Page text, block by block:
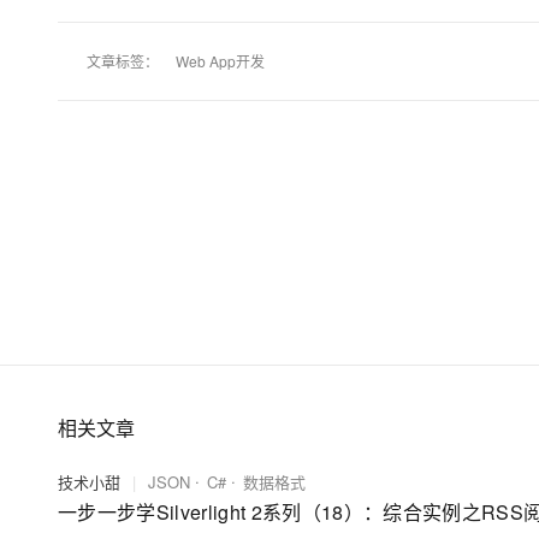
文章标签： Web App开发
相关文章
技术小甜 | JSON C# 数据格式
一步一步学Silverlight 2系列（18）：综合实例之RSS